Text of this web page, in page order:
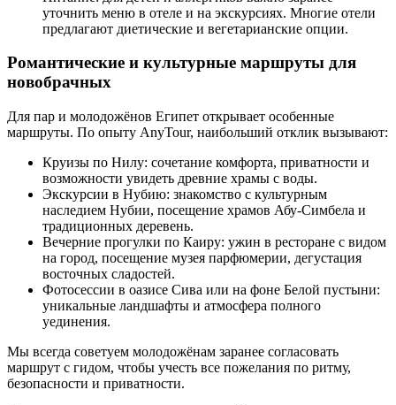
уточнить меню в отеле и на экскурсиях. Многие отели
предлагают диетические и вегетарианские опции.
Романтические и культурные маршруты для
новобрачных
Для пар и молодожёнов Египет открывает особенные
маршруты. По опыту AnyTour, наибольший отклик вызывают:
Круизы по Нилу: сочетание комфорта, приватности и
возможности увидеть древние храмы с воды.
Экскурсии в Нубию: знакомство с культурным
наследием Нубии, посещение храмов Абу-Симбела и
традиционных деревень.
Вечерние прогулки по Каиру: ужин в ресторане с видом
на город, посещение музея парфюмерии, дегустация
восточных сладостей.
Фотосессии в оазисе Сива или на фоне Белой пустыни:
уникальные ландшафты и атмосфера полного
уединения.
Мы всегда советуем молодожёнам заранее согласовать
маршрут с гидом, чтобы учесть все пожелания по ритму,
безопасности и приватности.